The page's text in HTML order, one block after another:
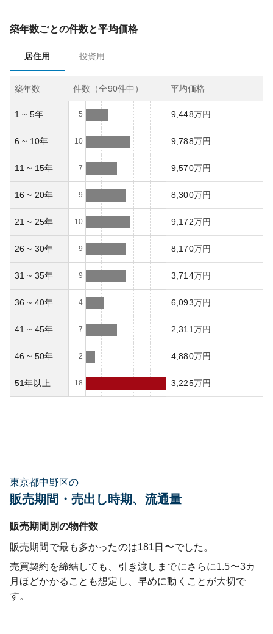
築年数ごとの件数と平均価格
居住用 投資用
築年数 件数（全90件中） 平均価格
1 ~ 5年 5 9,448万円
6 ~ 10年 10 9,788万円
11 ~ 15年 7 9,570万円
16 ~ 20年 9 8,300万円
21 ~ 25年 10 9,172万円
26 ~ 30年 9 8,170万円
31 ~ 35年 9 3,714万円
36 ~ 40年 4 6,093万円
41 ~ 45年 7 2,311万円
46 ~ 50年 2 4,880万円
51年以上 18 3,225万円
東京都中野区の
販売期間・売出し時期、流通量
販売期間別の物件数
販売期間で最も多かったのは181日〜でした。
売買契約を締結しても、引き渡しまでにさらに1.5〜3カ
月ほどかかることも想定し、早めに動くことが大切で
す。